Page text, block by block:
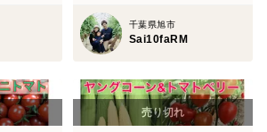
千葉県旭市
Sai10faRM